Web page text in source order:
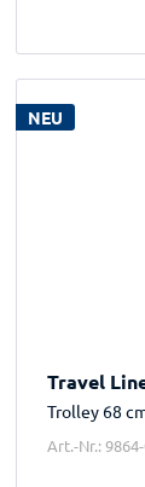
NEU
Travel
Trolley 68
Art.-Nr.: